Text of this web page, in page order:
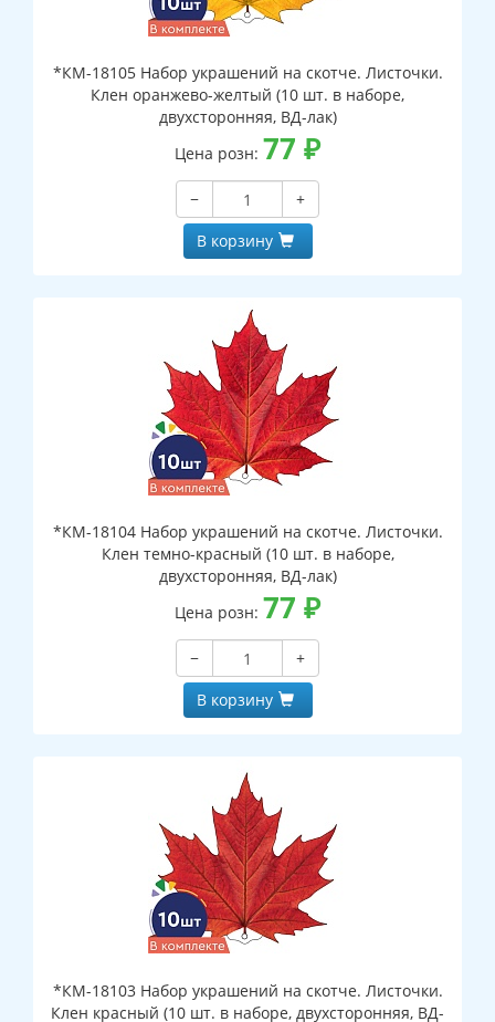
*КМ-18105 Набор украшений на скотче. Листочки.
Клен оранжево-желтый (10 шт. в наборе,
двухсторонняя, ВД-лак)
Цена розн: 77 ₽
−
+
В корзину
*КМ-18104 Набор украшений на скотче. Листочки.
Клен темно-красный (10 шт. в наборе,
двухсторонняя, ВД-лак)
Цена розн: 77 ₽
−
+
В корзину
*КМ-18103 Набор украшений на скотче. Листочки.
Клен красный (10 шт. в наборе, двухсторонняя, ВД-